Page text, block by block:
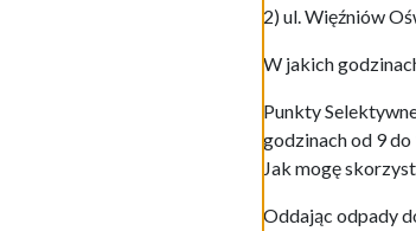
2) ul. Więźniów
W jakich
Punkty
godzinach od 9
Jak mogę
Oddając odpady